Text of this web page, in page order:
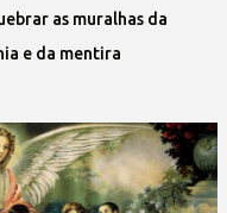
as muralhas da
e da mentira